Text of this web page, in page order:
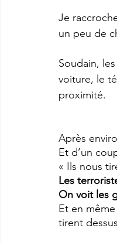
Je
un peu de
Soudain,
voiture, le
proximité.
Après
Et d’un
« Ils nous
Les
On voit les
Et en
tirent